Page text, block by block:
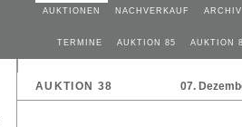
AUKTIONEN NACHVERKAUF ARCHIV
TERMINE AUKTION 85 AUKTION
AUKTION 38 07.